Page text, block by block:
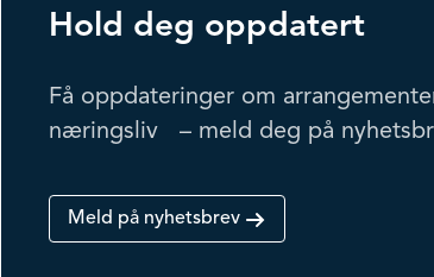
Hold deg oppdatert
Få oppdateringer om
næringsliv – meld deg på
Meld på nyhetsbrev